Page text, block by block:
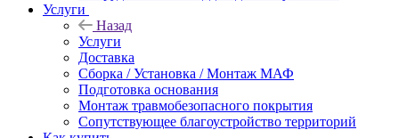
Услуги
Назад
Услуги
Доставка
Сборка / Установка / Монтаж МАФ
Подготовка основания
Монтаж травмобезопасного покрытия
Сопутствующее благоустройство территорий